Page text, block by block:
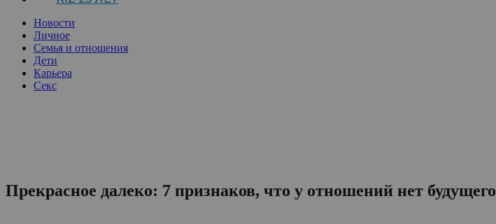
Новости
Личное
Семья и отношения
Дети
Карьера
Секс
Прекрасное далеко: 7 признаков, что у отношений нет будущего